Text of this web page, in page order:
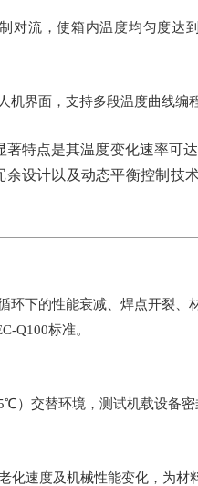
对流，使箱内温度均匀度达
机界面，支持多段温度曲线编
特点是其温度变化速率可
设计以及动态平衡控制技
环下的性能衰减、焊点开裂
Q100标准。
）交替环境，测试机载设备密
速度及机械性能变化，为材